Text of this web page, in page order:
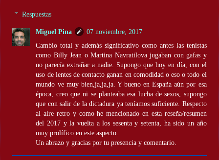
Respuestas
Miguel Pina
07 noviembre, 2017
Cambio total y además significativo como antes las tenistas
como Billy Jean o Martina Navratilova jugaban con gafas y
no parecía extrañar a nadie. Supongo que hoy en día, con el
uso de lentes de contacto ganan en comodidad o eso o todo el
mundo ve muy bien,ja,ja,ja. Y bueno en España aún por esa
época, creo que ni se planteaba esa lucha de sexos, supongo
que con salir de la dictadura ya teníamos suficiente. Respecto
al aire retro y como he mencionado en esta reseña/resumen
del 2017 y la vuelta a los sesenta y setenta, ha sido un año
muy prolífico en este aspecto.
Un abrazo y gracias por tu presencia y comentario.